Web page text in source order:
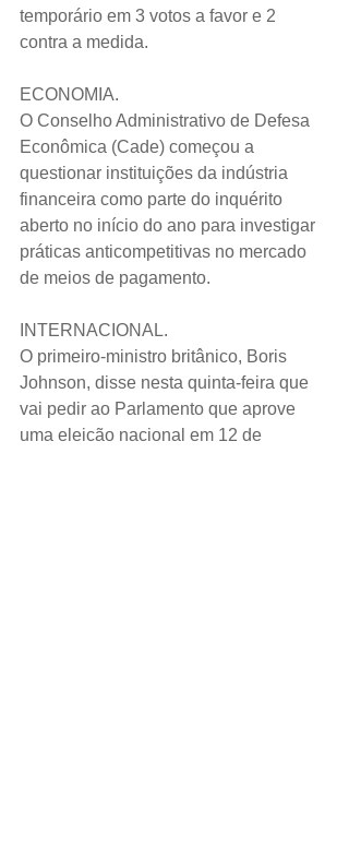
temporário em 3 votos a favor e 2
contra a medida.
ECONOMIA.
O Conselho Administrativo de Defesa
Econômica (Cade) começou a
questionar instituições da indústria
financeira como parte do inquérito
aberto no início do ano para investigar
práticas anticompetitivas no mercado
de meios de pagamento.
INTERNACIONAL.
O primeiro-ministro britânico, Boris
Johnson, disse nesta quinta-feira que
vai pedir ao Parlamento que aprove
uma eleição nacional em 12 de